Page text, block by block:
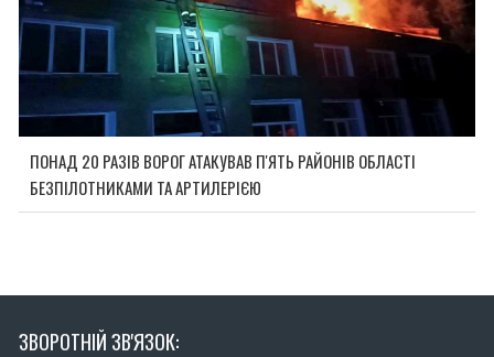
ПОНАД 20 РАЗІВ ВОРОГ АТАКУВАВ П'ЯТЬ РАЙОНІВ ОБЛАСТІ
БЕЗПІЛОТНИКАМИ ТА АРТИЛЕРІЄЮ
ЗВОРОТНІЙ ЗВ'ЯЗОК: